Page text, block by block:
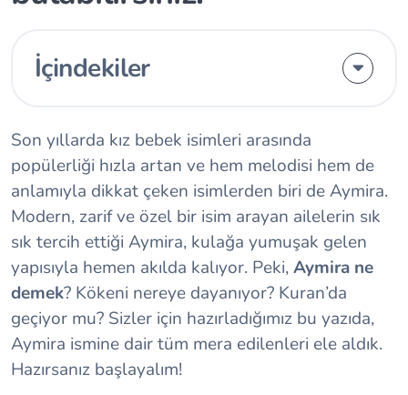
İçindekiler
Son yıllarda kız bebek isimleri arasında
popülerliği hızla artan ve hem melodisi hem de
anlamıyla dikkat çeken isimlerden biri de Aymira.
Modern, zarif ve özel bir isim arayan ailelerin sık
sık tercih ettiği Aymira, kulağa yumuşak gelen
yapısıyla hemen akılda kalıyor. Peki,Aymira ne
demek? Kökeni nereye dayanıyor? Kuran’da
geçiyor mu? Sizler için hazırladığımız bu yazıda,
Aymira ismine dair tüm mera edilenleri ele aldık.
Hazırsanız başlayalım!